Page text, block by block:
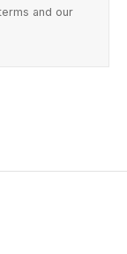
and our